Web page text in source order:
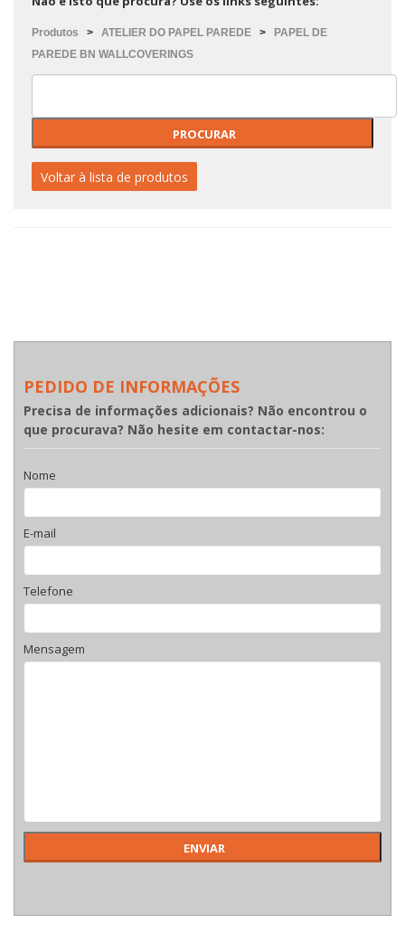
Produtos > ATELIER DO PAPEL PAREDE >
PAPEL DE
PAREDE BN WALLCOVERINGS
Voltar à lista de produtos
PEDIDO DE INFORMAÇÕES
Precisa de informações adicionais? Não encontrou o
que procurava? Não hesite em contactar-nos:
Nome
E-mail
Telefone
Mensagem